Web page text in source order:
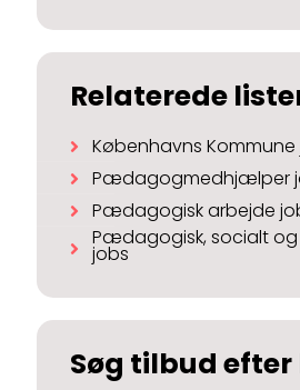
Relaterede
Københavns Kommune
Pædagogmedhjælper
Pædagogisk arbejde
Pædagogisk, socialt og
jobs
Søg tilbud